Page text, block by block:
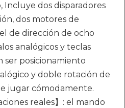
Incluye dos disparadores
dos motores de
de dirección de ocho
analógicos y teclas
ser posicionamiento
y doble rotación de
jugar cómodamente.
reales】: el mando